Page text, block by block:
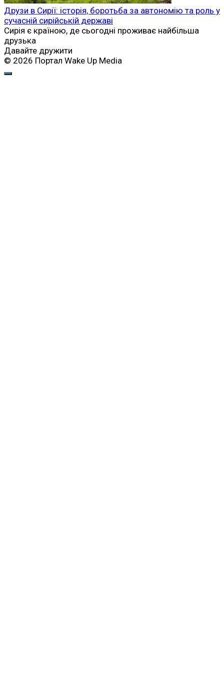
Друзи в Сирії: історія, боротьба за автономію та роль у
сучасній сирійській державі
Сирія є країною, де сьогодні проживає найбільша
друзька
Давайте дружити
© 2026 Портал Wake Up Media